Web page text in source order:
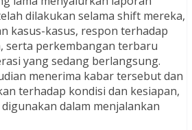
dilakukan selama shift mereka,
kasus-kasus, respon terhadap
serta perkembangan terbaru
yang sedang berlangsung.
menerima kabar tersebut dan
terhadap kondisi dan kesiapan,
dalam menjalankan